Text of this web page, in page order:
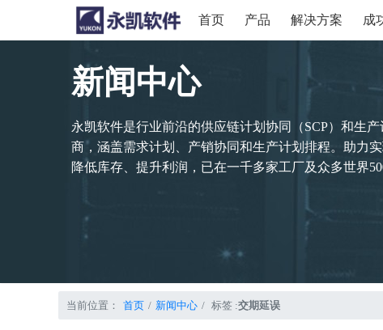
首页 产品 解决方案 成
新闻中心
永凯软件是行业前沿的供应链计划协同（SCP）和生
商，涵盖需求计划、产销协同和生产计划排程。助力
降低库存、提升利润，已在一千多家工厂及众多世界
当前位置： 首页 新闻中心 标签 :交期延误